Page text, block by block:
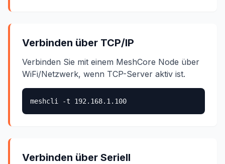
Verbinden über TCP/IP
Verbinden Sie mit einem MeshCore Node über
WiFi/Netzwerk, wenn TCP-Server aktiv ist.
meshcli -t 192.168.1.100
Verbinden über Seriell